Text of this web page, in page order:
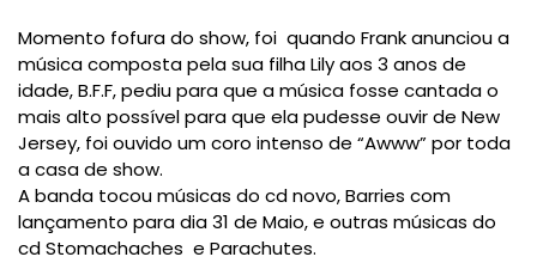
Momento fofura do show, foi quando Frank anunciou a
música composta pela sua filha Lily aos 3 anos de
idade, B.F.F, pediu para que a música fosse cantada o
mais alto possível para que ela pudesse ouvir de New
Jersey, foi ouvido um coro intenso de “Awww” por toda
a casa de show.
A banda tocou músicas do cd novo, Barries com
lançamento para dia 31 de Maio, e outras músicas do
cd Stomachaches e Parachutes.